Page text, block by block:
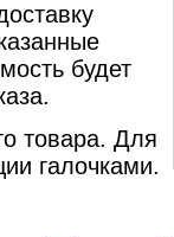
будет
товара. Для
галочками.